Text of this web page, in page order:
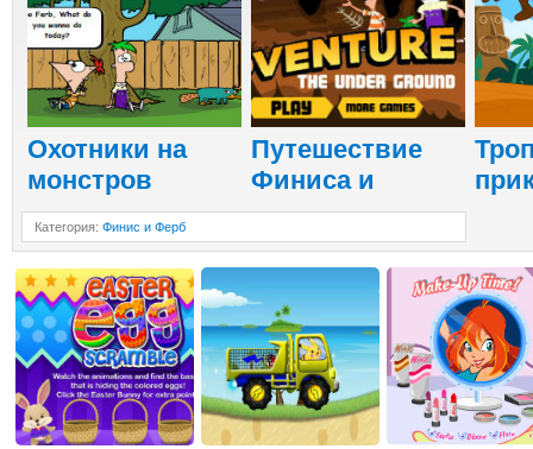
Охотники на
монстров
Путешествие
Финиса и
Категория: Финис и Ферб